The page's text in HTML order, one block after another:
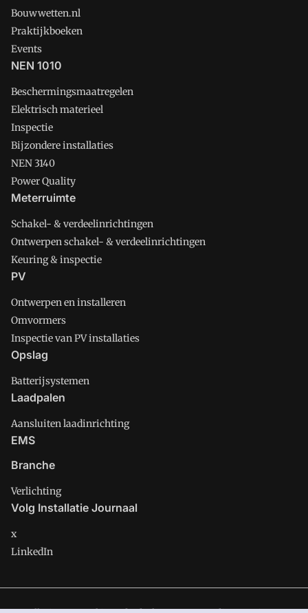
Bouwwetten.nl
Praktijkboeken
Events
NEN 1010
Beschermingsmaatregelen
Elektrisch materieel
Inspectie
Bijzondere installaties
NEN 3140
Power Quality
Meterruimte
Schakel- & verdeelinrichtingen
Ontwerpen schakel- & verdeelinrichtingen
Keuring & inspectie
PV
Ontwerpen en installeren
Omvormers
Inspectie van PV installaties
Opslag
Batterijsystemen
Laadpalen
Aansluiten laadinrichting
EMS
Branche
Verlichting
Volg Installatie Journaal
x
LinkedIn